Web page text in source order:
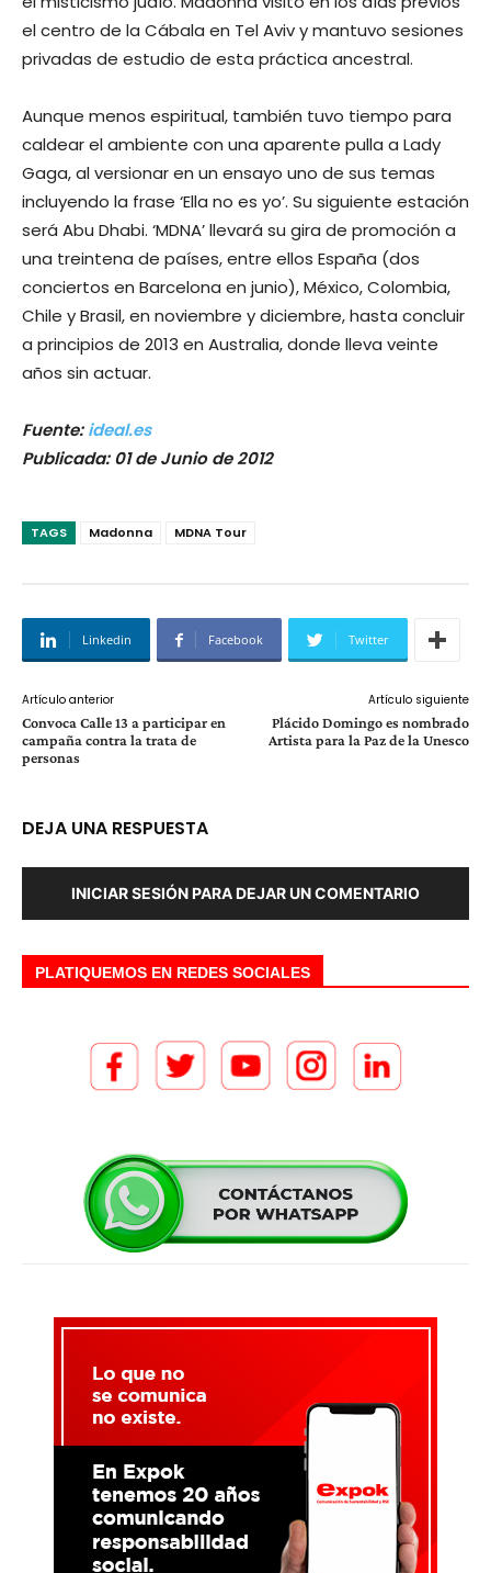
el centro de la Cábala en Tel Aviv y mantuvo sesiones
privadas de estudio de esta práctica ancestral.
Aunque menos espiritual, también tuvo tiempo para
caldear el ambiente con una aparente pulla a Lady
Gaga, al versionar en un ensayo uno de sus temas
incluyendo la frase ‘Ella no es yo’. Su siguiente estación
será Abu Dhabi. ‘MDNA’ llevará su gira de promoción a
una treintena de países, entre ellos España (dos
conciertos en Barcelona en junio), México, Colombia,
Chile y Brasil, en noviembre y diciembre, hasta concluir
a principios de 2013 en Australia, donde lleva veinte
años sin actuar.
Fuente:ideal.es
Publicada: 01 de Junio de 2012
TAGS Madonna MDNA Tour
Linkedin Facebook Twitter
Artículo anterior
Convoca Calle 13 a participar en
campaña contra la trata de
personas
Artículo siguiente
Plácido Domingo es nombrado
Artista para la Paz de la Unesco
DEJA UNA RESPUESTA
INICIAR SESIÓN PARA DEJAR UN COMENTARIO
PLATIQUEMOS EN REDES SOCIALES